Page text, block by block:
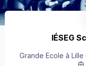
IÉSEG
Grande Ecole à